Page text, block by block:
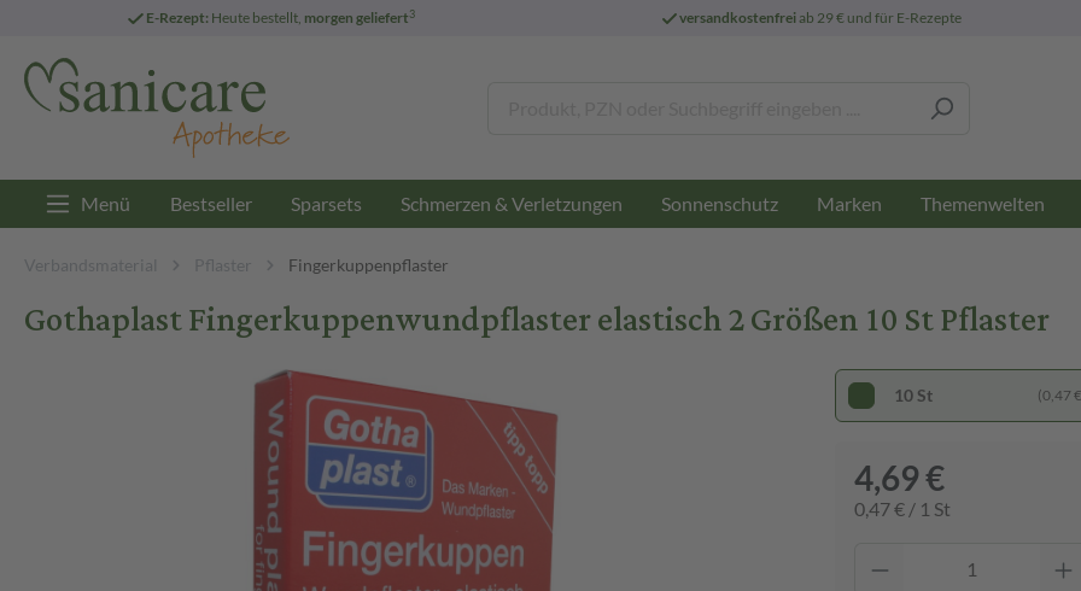
E-Rezept: Heute bestellt, morgen geliefert3 versandkostenfreiab 29 € und für E-Rezepte
Menü Bestseller Sparsets Schmerzen & Verletzungen Sonnenschutz Marken Themenwelten
Verbandsmaterial Pflaster Fingerkuppenpflaster
Gothaplast Fingerkuppenwundpflaster elastisch 2 Größen 10 St Pflaster
10 St (0,47
4,69 €
0,47 € / 1 St